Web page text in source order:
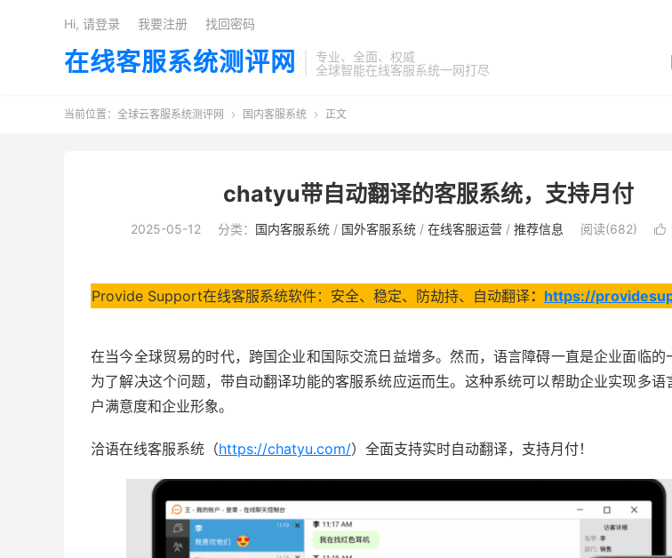
在线客服系统测评网
专业、全面、权威
全球智能在线客服系统一网打尽
Hi, 请登录 我要注册 找回密码
当前位置： 全球云客服系统测评网  国内客服系统  正文
chatyu带自动翻译的客服系统，支持月付
2025-05-12 分类： 国内客服系统/ 国外客服系统/ 在线客服运营/ 推荐信息 阅读(682) 
Provide Support在线客服系统软件：安全、稳定、防劫持、自动翻译： https://
在当今全球贸易的时代，跨国企业和国际交流日益增多。然而，语言障碍一直是企业面临的
为了解决这个问题，带自动翻译功能的客服系统应运而生。这种系统可以帮助企业实现多语
户满意度和企业形象。
洽语在线客服系统（https://chatyu.com/）全面支持实时自动翻译，支持月付！